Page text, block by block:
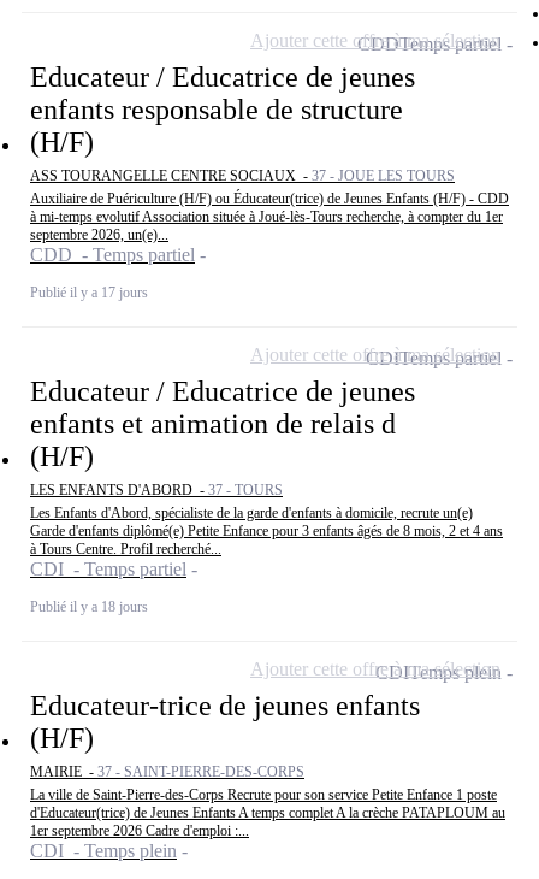
Educateur / Educatrice de jeunes
enfants responsable de structure
(H/F)
ASS TOURANGELLE CENTRE SOCIAUX - 37 - JOUE LES TOURS
Auxiliaire de Puériculture (H/F) ou Éducateur(trice) de Jeunes Enfants (H/F) - CDD
à mi-temps evolutif Association située à Joué-lès-Tours recherche, à compter du 1er
septembre 2026, un(e)...
CDD - Temps partiel
Publié il y a 17 jours
CDDTemps partiel
Ajouter cette offre à ma sélection
Educateur / Educatrice de jeunes
enfants et animation de relais d
(H/F)
LES ENFANTS D'ABORD - 37 - TOURS
Les Enfants d'Abord, spécialiste de la garde d'enfants à domicile, recrute un(e)
Garde d'enfants diplômé(e) Petite Enfance pour 3 enfants âgés de 8 mois, 2 et 4 ans
à Tours Centre. Profil recherché...
CDI - Temps partiel
Publié il y a 18 jours
CDITemps partiel
Ajouter cette offre à ma sélection
Educateur-trice de jeunes enfants
(H/F)
MAIRIE - 37 - SAINT-PIERRE-DES-CORPS
La ville de Saint-Pierre-des-Corps Recrute pour son service Petite Enfance 1 poste
d'Educateur(trice) de Jeunes Enfants A temps complet A la crèche PATAPLOUM au
1er septembre 2026 Cadre d'emploi :...
CDI - Temps plein
CDITemps plein
Ajouter cette offre à ma sélection